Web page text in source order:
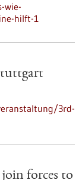
wie-
hilft-1
3rd-
forces to